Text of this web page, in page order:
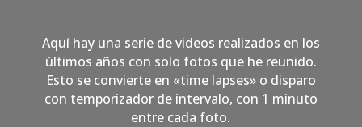
Aquí hay una serie de videos realizados en los
últimos años con solo fotos que he reunido.
Esto se convierte en «time lapses» o disparo
con temporizador de intervalo, con 1 minuto
entre cada foto.